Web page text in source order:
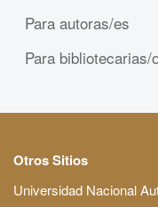
Para autoras/es
Para bibliotecarias/
Otros Sitios
Universidad Nacional